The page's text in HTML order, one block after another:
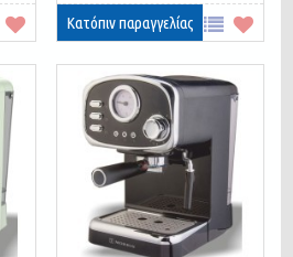
Κατόπιν παραγγελίας